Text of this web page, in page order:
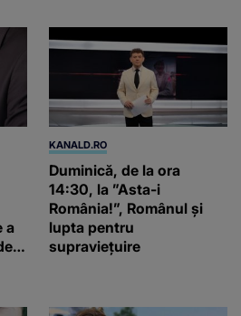
a
KANALD.RO
Duminică, de la ora
14:30, la ”Asta-i
România!”, Românul și
lupta pentru
supraviețuire